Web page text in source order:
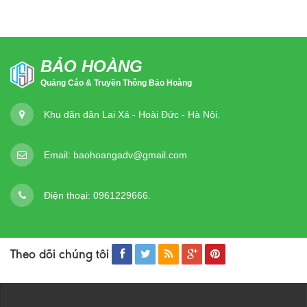
BẢO HOÀNG
Quảng Cáo & Truyền Thông Bảo Hoàng
Khu dãn dân Lai Xá - Hoài Đức - Hà Nội.
Email: baohoangadv@gmail.com
Điện thoại: 0961229666.
Theo dõi chúng tôi